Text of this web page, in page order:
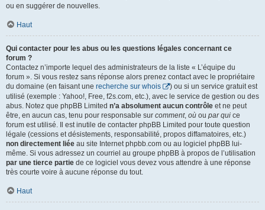
ou en suggérer de nouvelles.
Haut
Qui contacter pour les abus ou les questions légales concernant ce
forum ?
Contactez n’importe lequel des administrateurs de la liste « L’équipe du
forum ». Si vous restez sans réponse alors prenez contact avec le propriétaire
du domaine (en faisant une recherche sur whois
) ou si un service gratuit est
utilisé (exemple : Yahoo!, Free, f2s.com, etc.), avec le service de gestion ou des
abus. Notez que phpBB Limited n’a absolument aucun contrôle et ne peut
être, en aucun cas, tenu pour responsable sur comment, où ou par qui ce
forum est utilisé. Il est inutile de contacter phpBB Limited pour toute question
légale (cessions et désistements, responsabilité, propos diffamatoires, etc.)
non directement liée au site Internet phpbb.com ou au logiciel phpBB lui-
même. Si vous adressez un courriel au groupe phpBB à propos de l’utilisation
par une tierce partie de ce logiciel vous devez vous attendre à une réponse
très courte voire à aucune réponse du tout.
Haut